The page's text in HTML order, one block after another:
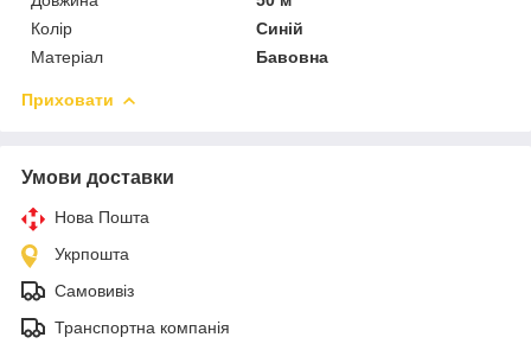
Колір
Синій
Матеріал
Бавовна
Приховати
Умови доставки
Нова Пошта
Укрпошта
Самовивіз
Транспортна компанія